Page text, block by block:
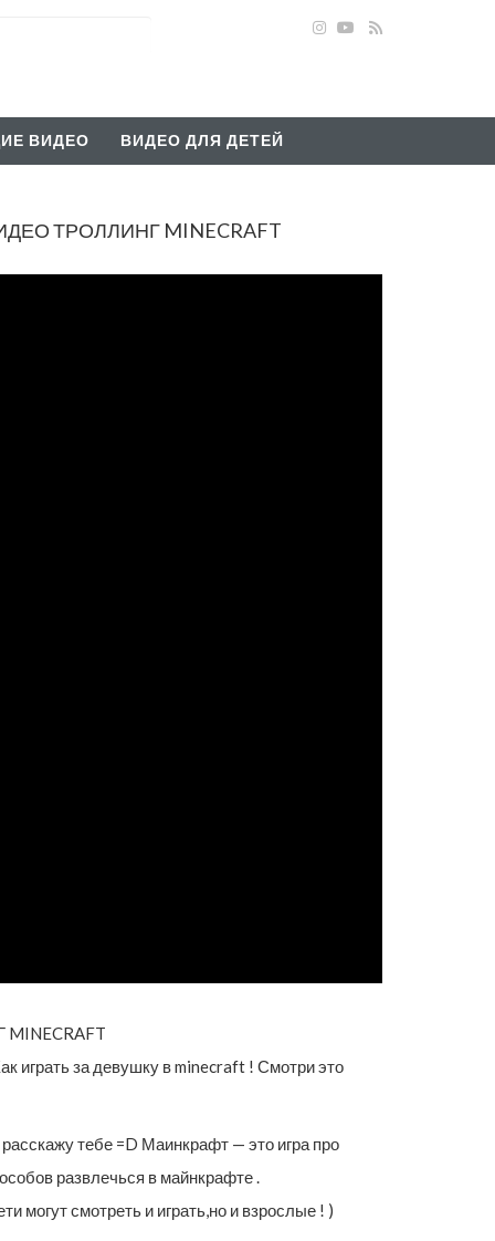
ВИДЕО ВИДЕО ДЛЯ ДЕТЕЙ
ТРОЛЛИНГ MINECRAFT
играть за девушку в minecraft ! Смотри это
тебе =D Маинкрафт — это игра про
развлечься в майнкрафте .
могут смотреть и играть,но и взрослые ! )